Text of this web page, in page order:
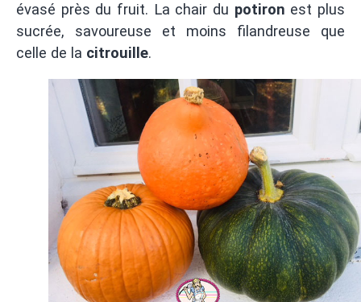
évasé près du fruit. La chair du potiron est plus
sucrée, savoureuse et moins filandreuse que
celle de la citrouille.